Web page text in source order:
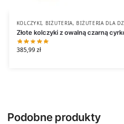
KOLCZYKI, BIŻUTERIA, BIŻUTERIA DLA
Złote kolczyki z owalną czarną
385,99zł
Podobne produkty